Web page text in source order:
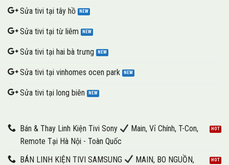
Sửa tivi tại tây hồ
Sửa tivi tại từ liêm
Sửa tivi tại hai bà trưng
Sửa tivi tại vinhomes ocen park
Sửa tivi tại long biên
Bán & Thay Linh Kiện Tivi Sony
Main, Vỉ Chính, T-Con,
Remote Tại Hà Nội - Toàn Quốc
BÁN LINH KIỆN TIVI SAMSUNG
MAIN, BO NGUỒN,